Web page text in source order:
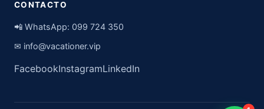
CONTACTO
📲 WhatsApp: 099 724 350
✉ info@vacationer.vip
FacebookInstagramLinkedIn